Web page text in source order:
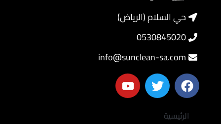
حي السلام (الرياض)
0530845020
info@sunclean-sa.com
الرئيسية